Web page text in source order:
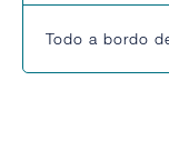
Todo a bordo